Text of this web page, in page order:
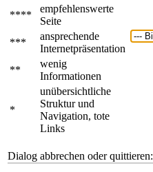
****
empfehlenswerte
Seite
***
ansprechende
Internetpräsentation
**
wenig
Informationen
*
unübersichtliche
Struktur und
Navigation, tote
Links
Dialog abbrechen oder quittieren: